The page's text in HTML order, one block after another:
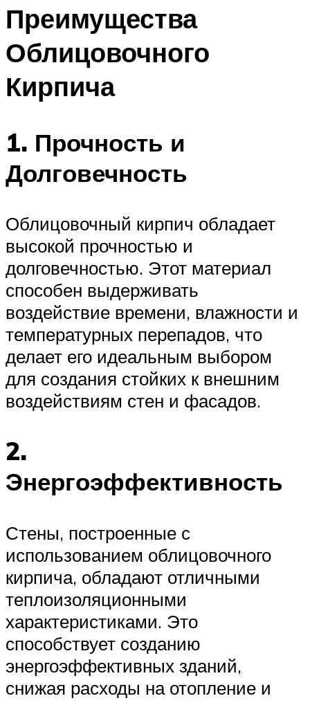
Преимущества
Облицовочного
Кирпича
1. Прочность и
Долговечность
Облицовочный кирпич обладает
высокой прочностью и
долговечностью. Этот материал
способен выдерживать
воздействие времени, влажности и
температурных перепадов, что
делает его идеальным выбором
для создания стойких к внешним
воздействиям стен и фасадов.
2.
Энергоэффективность
Стены, построенные с
использованием облицовочного
кирпича, обладают отличными
теплоизоляционными
характеристиками. Это
способствует созданию
энергоэффективных зданий,
снижая расходы на отопление и